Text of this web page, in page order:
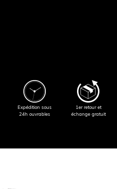
Expédition sous
24h ouvrables
1er retour et
échange gratuit